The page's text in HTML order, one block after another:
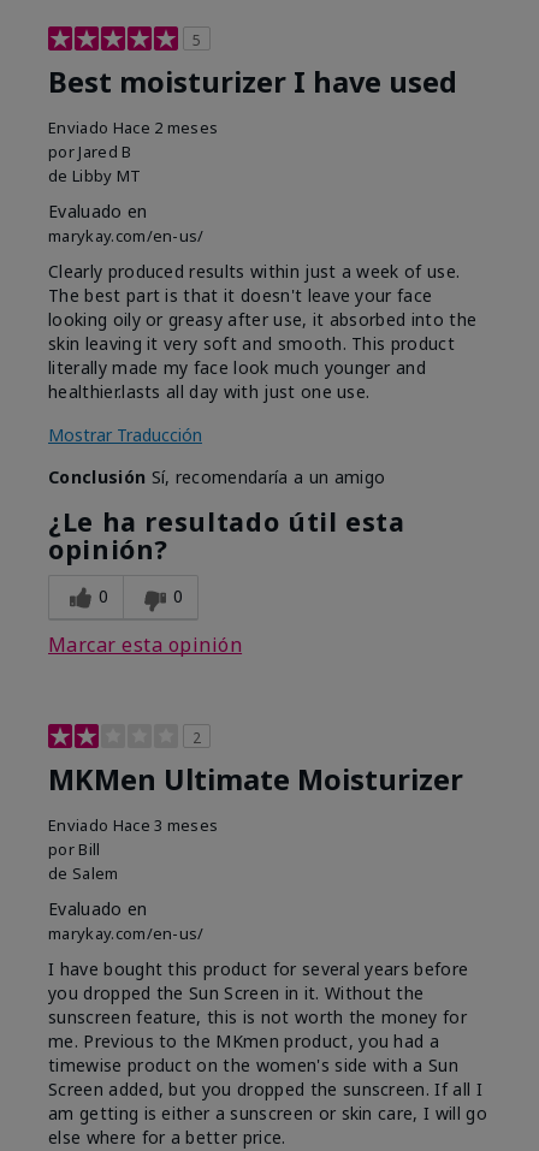
5
Best moisturizer I have used
Enviado Hace 2 meses
por Jared B
de Libby MT
Evaluado en
marykay.com/en-us/
Clearly produced results within just a week of use.
The best part is that it doesn't leave your face
looking oily or greasy after use, it absorbed into the
skin leaving it very soft and smooth. This product
literally made my face look much younger and
healthier.lasts all day with just one use.
Mostrar Traducción
Conclusión Sí, recomendaría a un amigo
¿Le ha resultado útil esta
opinión?
0 0
Marcar esta opinión
2
MKMen Ultimate Moisturizer
Enviado Hace 3 meses
por Bill
de Salem
Evaluado en
marykay.com/en-us/
I have bought this product for several years before
you dropped the Sun Screen in it. Without the
sunscreen feature, this is not worth the money for
me. Previous to the MKmen product, you had a
timewise product on the women's side with a Sun
Screen added, but you dropped the sunscreen. If all I
am getting is either a sunscreen or skin care, I will go
else where for a better price.